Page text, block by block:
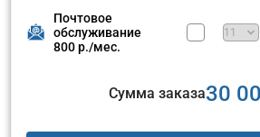
Почтовое
обслуживание
800 р./мес.
Сумма заказа30